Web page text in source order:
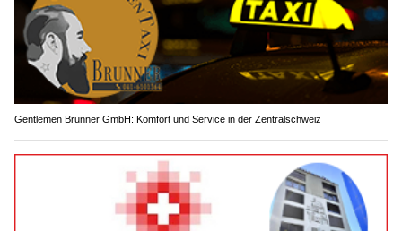
Gentlemen Brunner GmbH: Komfort und Service in der Zentralschweiz